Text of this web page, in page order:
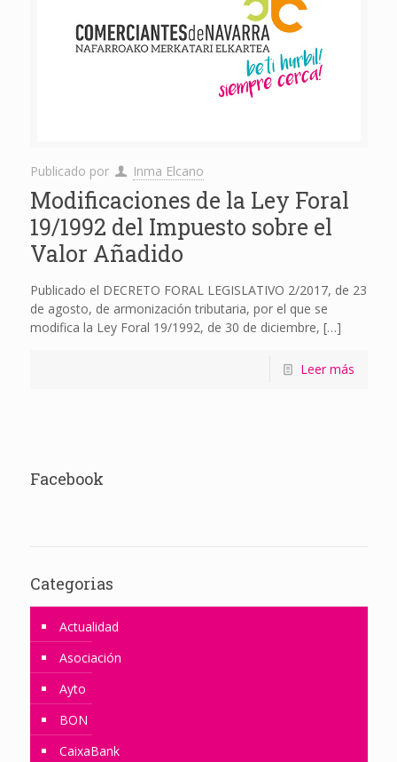
Publicado por Inma Elcano
Modificaciones de la Ley Foral
19/1992 del Impuesto sobre el
Valor Añadido
Publicado el DECRETO FORAL LEGISLATIVO 2/2017, de 23
de agosto, de armonización tributaria, por el que se
modifica la Ley Foral 19/1992, de 30 de diciembre, […]
Leer más
Facebook
Categorias
Actualidad
Asociación
Ayto
BON
CaixaBank